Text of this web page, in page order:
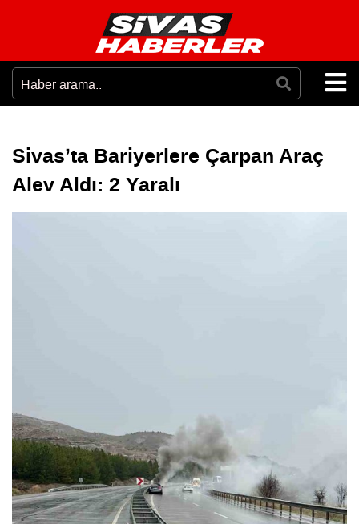
Sivas’ta Bariyerlere Çarpan Araç
Alev Aldı: 2 Yaralı